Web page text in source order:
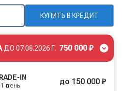
КУПИТЬ В КРЕДИТ
ДО 07.08.2026 Г. 750 000 ₽
IN
день до 150 000 ₽